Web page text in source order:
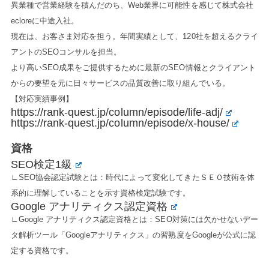
異業種で営業経験を積んだのち、Web業界に可能性を感じて株式会社
ecloreに中途入社。
現在は、お客さま対応を担う。年間実績として、120社を超えるクライ
アントのSEOコンサルを担当。
より高いSEO成果をご提供するために最新のSEO情報とクライアント
からの要望を元に日々サービスの品質改善に取り組んでいる。
【対応実績事例】
https://rank-quest.jp/column/episode/life-adj/
https://rank-quest.jp/column/episode/x-house/
資格
SEO検定1級
∟SEO協会認定試験とは：時代によって変化してきたＳＥＯ技術を体
系的に理解していることを示す資格検定試験です。
Google アナリティクス認定資格
∟Google アナリティクス認定資格とは：SEO対策には欠かせないデー
タ解析ツール「Googleアナリティクス」の習熟度をGoogleが公式に認
定する資格です。